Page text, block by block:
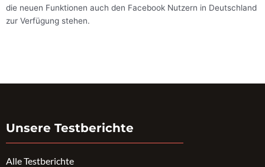
die neuen Funktionen auch den Facebook Nutzern in Deutschland
zur Verfügung stehen.
Unsere Testberichte
Alle Testberichte